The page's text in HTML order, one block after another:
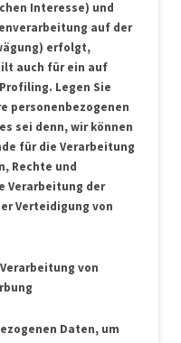
Interesse) und
auf der
erfolgt,
auch für ein auf
Legen Sie
personenbezogenen
sei denn, wir können
für die Verarbeitung
Rechte und
Verarbeitung der
Verteidigung von
von
Daten, um